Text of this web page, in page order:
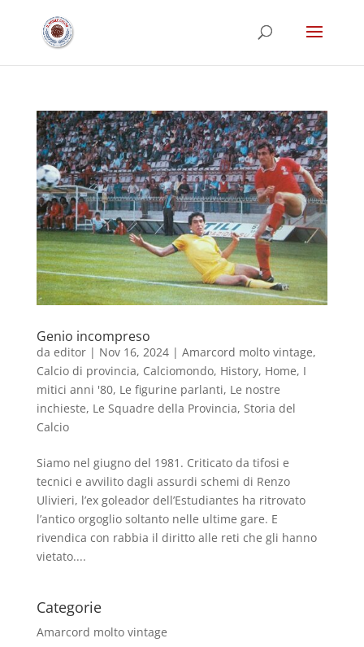
Genio incompreso
da editor| Nov 16, 2024| Amarcord molto vintage,
Calcio di provincia, Calciomondo, History, Home, I
mitici anni '80, Le figurine parlanti, Le nostre
inchieste, Le Squadre della Provincia, Storia del
Calcio
Siamo nel giugno del 1981. Criticato da tifosi e
tecnici e avvilito dagli assurdi schemi di Renzo
Ulivieri, l’ex goleador dell’Estudiantes ha ritrovato
l’antico orgoglio soltanto nelle ultime gare. E
rivendica con rabbia il diritto alle reti che gli hanno
vietato....
Categorie
Amarcord molto vintage